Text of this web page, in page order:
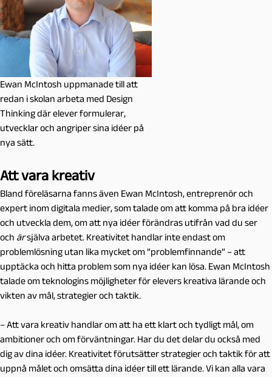
Ewan McIntosh uppmanade till att
redan i skolan arbeta med Design
Thinking där elever formulerar,
utvecklar och angriper sina idéer på
nya sätt.
Att vara kreativ
Bland föreläsarna fanns även Ewan McIntosh, entreprenör och
expert inom digitala medier, som talade om att komma på bra idéer
och utveckla dem, om att nya idéer förändras utifrån vad du ser
och ärsjälva arbetet. Kreativitet handlar inte endast om
problemlösning utan lika mycket om ”problemfinnande” – att
upptäcka och hitta problem som nya idéer kan lösa. Ewan McIntosh
talade om teknologins möjligheter för elevers kreativa lärande och
vikten av mål, strategier och taktik.
– Att vara kreativ handlar om att ha ett klart och tydligt mål, om
ambitioner och om förväntningar. Har du det delar du också med
dig av dina idéer. Kreativitet förutsätter strategier och taktik för att
uppnå målet och omsätta dina idéer till ett lärande. Vi kan alla vara